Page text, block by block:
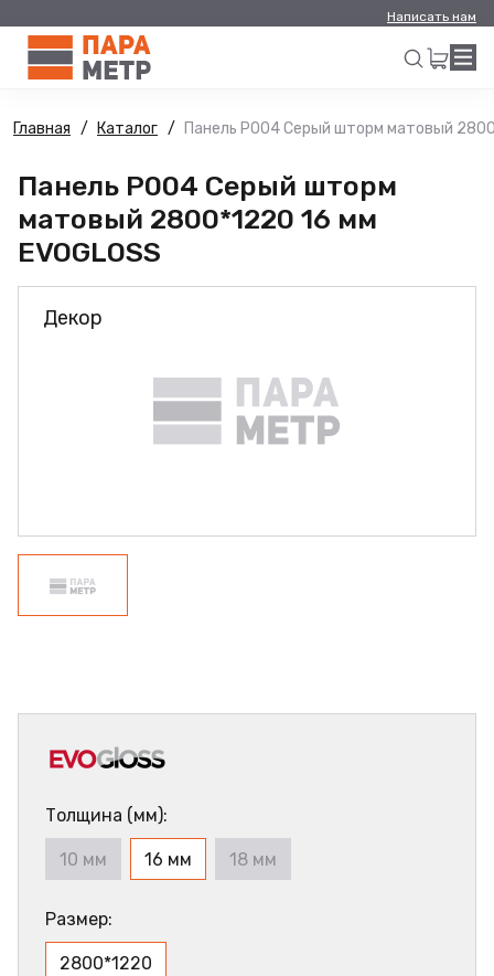
Написать нам
Искать
Главная Каталог Панель Р004 Серый шторм матовый
Панель Р004 Серый шторм
матовый 2800*1220 16 мм
EVOGLOSS
Декор
Толщина (мм):
10 мм 16 мм 18 мм
Размер:
2800*1220